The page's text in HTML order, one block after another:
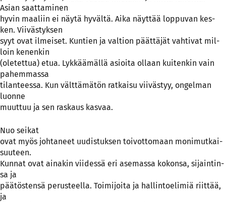
Asian saat­ta­mi­nen
hy­vin maa­liin ei näy­tä hy­väl­tä. Ai­ka näyt­tää lop­pu­van kes­
ken. Vii­väs­tyk­sen
syyt ovat il­mei­set. Kun­tien ja val­tion päät­tä­jät vah­ti­vat mil­
loin ke­nen­kin
(o­le­tet­tua) etua. Lyk­kää­mäl­lä asioi­ta ol­laan kui­ten­kin vain
pa­hem­mas­sa
ti­lan­tees­sa. Kun vält­tä­mä­tön rat­kai­su vii­väs­tyy, on­gel­man
luon­ne
muut­tuu ja sen ras­kaus kas­vaa.
Nuo sei­kat
ovat myös joh­ta­neet uu­dis­tuk­sen toi­vot­to­maan mo­ni­mut­kai­
suu­teen.
Kun­nat ovat ai­na­kin vii­des­sä eri ase­mas­sa ko­kon­sa, si­jain­tin­
sa ja
pää­tös­ten­sä pe­rus­teel­la. Toi­mi­joi­ta ja hal­lin­to­eli­miä riit­tää,
ja